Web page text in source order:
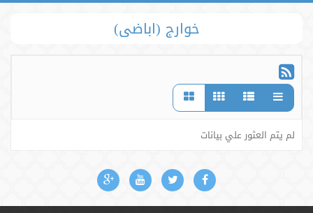
خوارج (اباضی)
لم يتم العثور علي بيانات